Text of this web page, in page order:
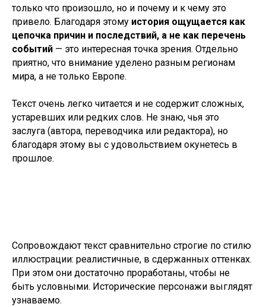
только что произошло, но и почему и к чему это
привело. Благодаря этому история ощущается как
цепочка причин и последствий, а не как перечень
событий — это интересная точка зрения. Отдельно
приятно, что внимание уделено разным регионам
мира, а не только Европе.
Текст очень легко читается и не содержит сложных,
устаревших или редких слов. Не знаю, чья это
заслуга (автора, переводчика или редактора), но
благодаря этому вы с удовольствием окунетесь в
прошлое.
Сопровождают текст сравнительно строгие по стилю
иллюстрации: реалистичные, в сдержанных оттенках.
При этом они достаточно проработаны, чтобы не
быть условными. Исторические персонажи выглядят
узнаваемо.